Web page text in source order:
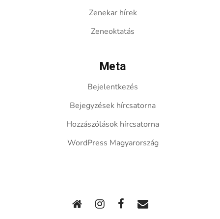
Zenekar hírek
Zeneoktatás
Meta
Bejelentkezés
Bejegyzések hírcsatorna
Hozzászólások hírcsatorna
WordPress Magyarország